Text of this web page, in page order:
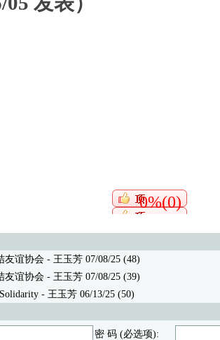
0%(0)
友谊协会 - 王玉芳 07/08/25 (48)
友谊协会 - 王玉芳 07/08/25 (39)
- 王玉芳 06/13/25 (50)
密 码 (必选项):